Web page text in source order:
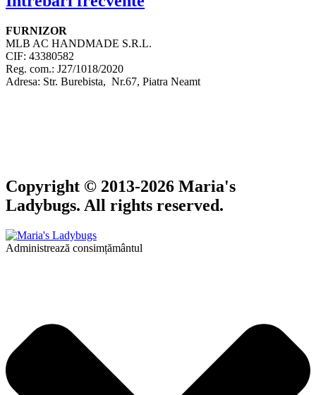
FURNIZOR
MLB AC HANDMADE S.R.L.
CIF: 43380582
Reg. com.: J27/1018/2020
Adresa: Str. Burebista, Nr.67, Piatra Neamt
Copyright © 2013-2026 Maria's
Ladybugs. All rights reserved.
Administrează consimțământul